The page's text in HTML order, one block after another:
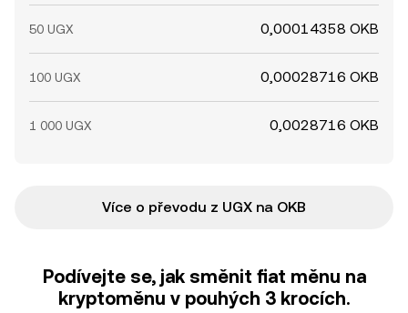
50 UGX 0,00014358 OKB
100 UGX 0,00028716 OKB
1 000 UGX 0,0028716 OKB
Více o převodu z UGX na OKB
Podívejte se, jak směnit fiat měnu na
kryptoměnu v pouhých 3 krocích.